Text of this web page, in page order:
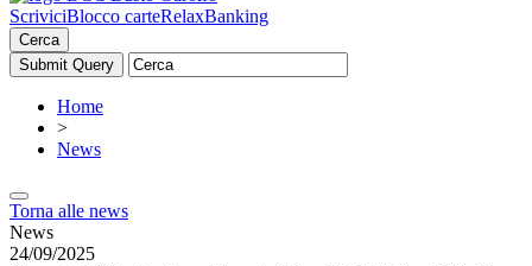
ScriviciBlocco carteRelaxBanking
Cerca
Home
>
News
Torna alle news
News
24/09/2025